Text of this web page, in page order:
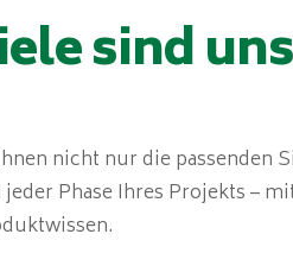
sind
nicht nur die passenden
Phase Ihres Projekts –